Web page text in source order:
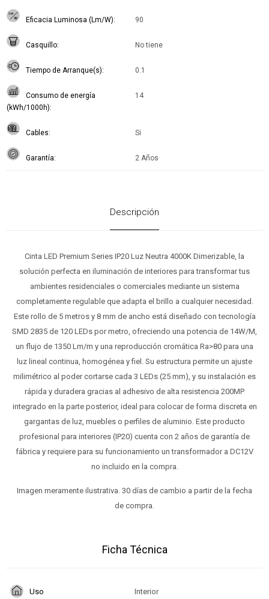
Eficacia Luminosa (Lm/W) 90
Casquillo No tiene
Tiempo de Arranque(s) 0.1
Consumo de energía
(kWh/1000h)
14
Cables Si
Garantía 2 Años
Descripción
Cinta LED Premium Series IP20 Luz Neutra 4000K Dimerizable, la
solución perfecta en iluminación de interiores para transformar tus
ambientes residenciales o comerciales mediante un sistema
completamente regulable que adapta el brillo a cualquier necesidad.
Este rollo de 5 metros y 8 mm de ancho está diseñado con tecnología
SMD 2835 de 120 LEDs por metro, ofreciendo una potencia de 14W/M,
un flujo de 1350 Lm/m y una reproducción cromática Ra>80 para una
luz lineal continua, homogénea y fiel. Su estructura permite un ajuste
milimétrico al poder cortarse cada 3 LEDs (25 mm), y su instalación es
rápida y duradera gracias al adhesivo de alta resistencia 200MP
integrado en la parte posterior, ideal para colocar de forma discreta en
gargantas de luz, muebles o perfiles de aluminio. Este producto
profesional para interiores (IP20) cuenta con 2 años de garantía de
fábrica y requiere para su funcionamiento un transformador a DC12V
no incluido en la compra.
Imagen meramente ilustrativa. 30 días de cambio a partir de la fecha
de compra.
Ficha Técnica
Uso Interior